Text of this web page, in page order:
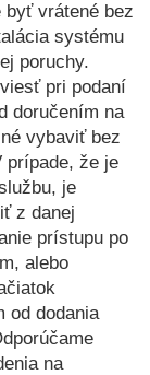
byť vrátené bez
systému
poruchy.
pri podaní
doručením na
vybaviť bez
prípade, že je
je
z danej
prístupu po
alebo
od dodania
na